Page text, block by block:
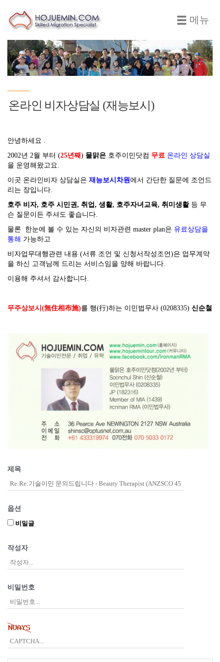
메뉴
온라인 비자상담실 (재능보시)
안녕하세요 .
2002년 2월 부터 (25년째 ) 물맑은 호주이민닷컴 무료 온라인 상담실
을 운영해왔고요.
이곳 온라인비자 상담실은 재능보시차원에서 간단한 질문에 조언드
리는 장입니다.
호주 비자, 호주 시민권, 취업, 생활, 호주자녀교육, 취미생활등 무
슨 질문이든 주셔도 좋습니다.
물론 한눈에 볼 수 있는 자신의 비자관련 master plan은 유료상담을
통해 가능하고
비자업무대행관련 내용 (서류 조언 및 신청서작성조언)은 업무계약
을 하신 고객님께 드리는 서비스임을 양해 바랍니다.
이용해 주셔서 감사합니다.
무주상보시(無住相布施)를 행(行)하는 이민법무사 (0208335) 신순철
제목
옵션
비밀글
작성자
비밀번호